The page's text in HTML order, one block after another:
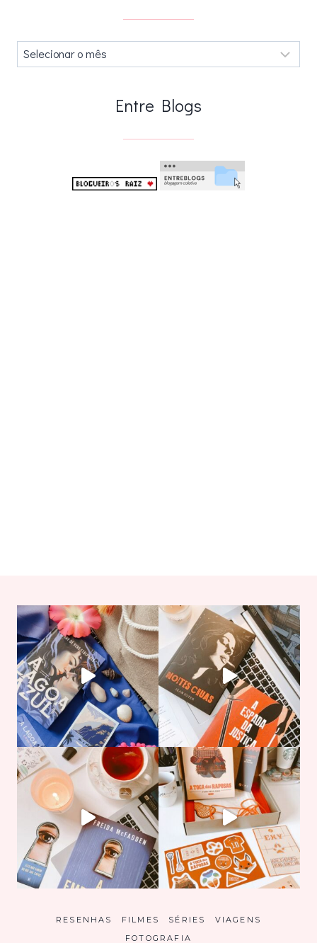
Arquivos
Entre Blogs
RESENHAS FILMES SÉRIES
VIAGENS
FOTOGRAFIA